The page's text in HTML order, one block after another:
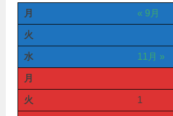
月 « 9月
火
水 11月 »
月
火 1